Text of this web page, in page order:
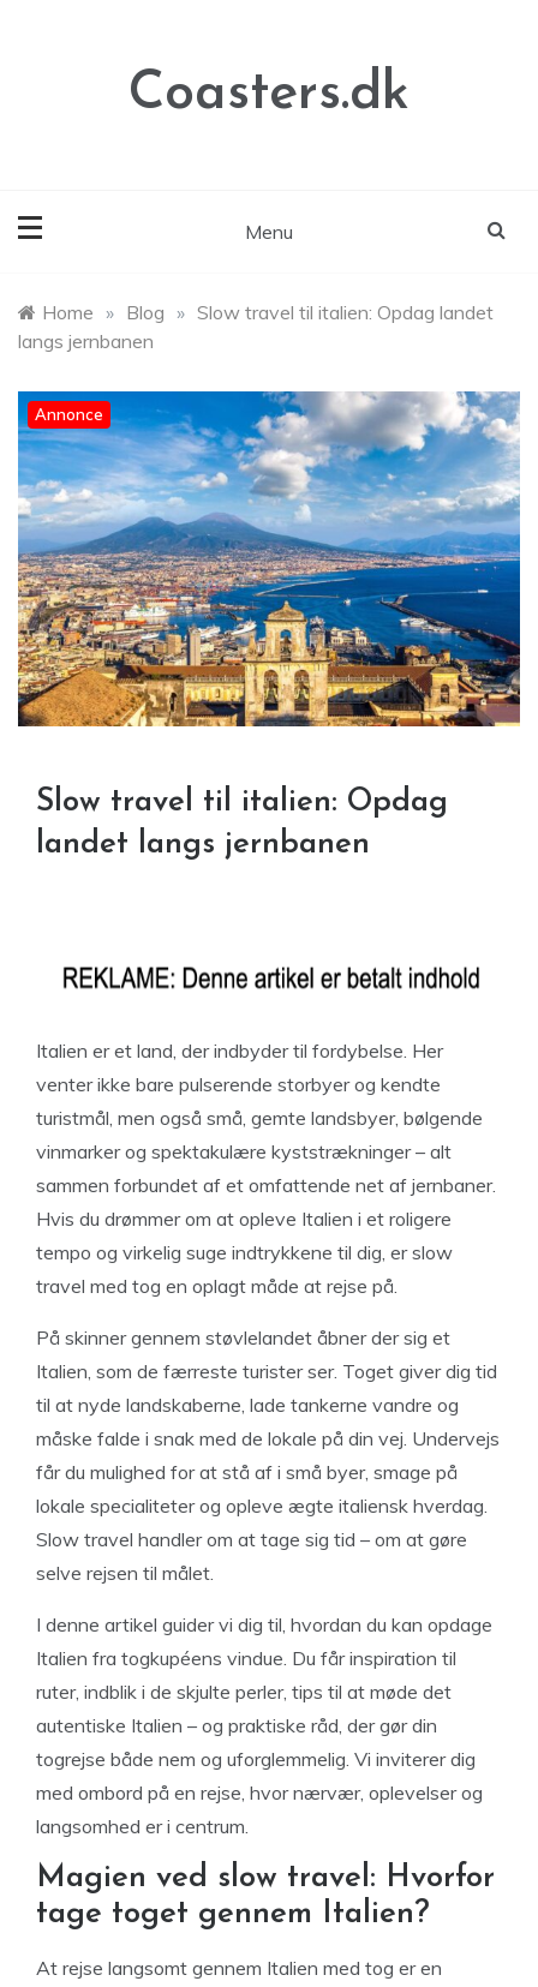
Coasters.dk
Menu
Home » Blog » Slow travel til italien: Opdag landet
langs jernbanen
Annonce
Slow travel til italien: Opdag
landet langs jernbanen
Italien er et land, der indbyder til fordybelse. Her
venter ikke bare pulserende storbyer og kendte
turistmål, men også små, gemte landsbyer, bølgende
vinmarker og spektakulære kyststrækninger – alt
sammen forbundet af et omfattende net af jernbaner.
Hvis du drømmer om at opleve Italien i et roligere
tempo og virkelig suge indtrykkene til dig, er slow
travel med tog en oplagt måde at rejse på.
På skinner gennem støvlelandet åbner der sig et
Italien, som de færreste turister ser. Toget giver dig tid
til at nyde landskaberne, lade tankerne vandre og
måske falde i snak med de lokale på din vej. Undervejs
får du mulighed for at stå af i små byer, smage på
lokale specialiteter og opleve ægte italiensk hverdag.
Slow travel handler om at tage sig tid – om at gøre
selve rejsen til målet.
I denne artikel guider vi dig til, hvordan du kan opdage
Italien fra togkupéens vindue. Du får inspiration til
ruter, indblik i de skjulte perler, tips til at møde det
autentiske Italien – og praktiske råd, der gør din
togrejse både nem og uforglemmelig. Vi inviterer dig
med ombord på en rejse, hvor nærvær, oplevelser og
langsomhed er i centrum.
Magien ved slow travel: Hvorfor
tage toget gennem Italien?
At rejse langsomt gennem Italien med tog er en